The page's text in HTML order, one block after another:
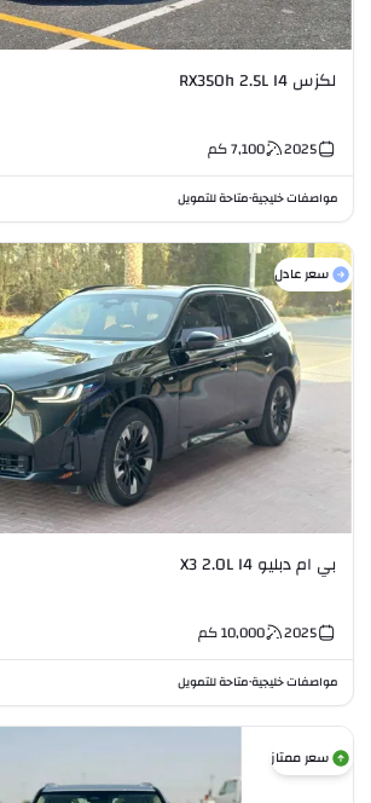
لكزس RX350h 2.5L I4
2025
7,100كم
مواصفات خليجية•متاحة للتمويل
سعر عادل
بي ام دبليو X3 2.0L I4
2025
10,000كم
مواصفات خليجية•متاحة للتمويل
سعر ممتاز